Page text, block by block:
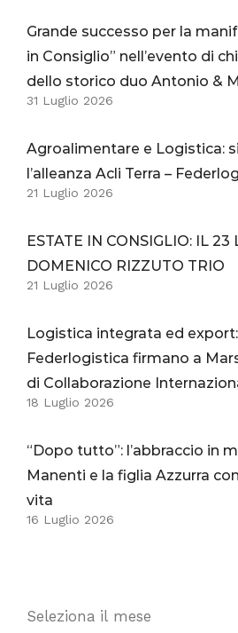
Grande successo per la
in Consiglio” nell’evento di
dello storico duo Antonio &
31 Luglio 2026
Agroalimentare e Logistica:
l’alleanza Acli Terra –
21 Luglio 2026
ESTATE IN CONSIGLIO: IL 23
DOMENICO RIZZUTO TRIO
21 Luglio 2026
Logistica integrata ed
Federlogistica firmano a
di Collaborazione
18 Luglio 2026
“Dopo tutto”: l’abbraccio in
Manenti e la figlia Azzurra
vita
16 Luglio 2026